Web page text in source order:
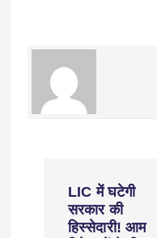
LIC में घटेगी
सरकार की
हिस्सेदारी! आम